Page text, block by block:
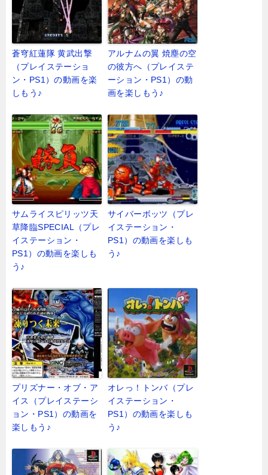
蒼穹紅蓮隊 黄武出撃
（プレイステーショ
ン・PS1）の動画を楽
しもう♪
アルナムの翼 焼塵の空
の彼方へ（プレイステ
ーション・PS1）の動
画を楽しもう♪
サムライスピリッツ天
草降臨SPECIAL（プレ
イステーション・
PS1）の動画を楽しも
う♪
サイバーボッツ（プレ
イステーション・
PS1）の動画を楽しも
う♪
プリズナー・オブ・ア
イス（プレイステーシ
ョン・PS1）の動画を
楽しもう♪
オレっ！トンバ（プレ
イステーション・
PS1）の動画を楽しも
う♪